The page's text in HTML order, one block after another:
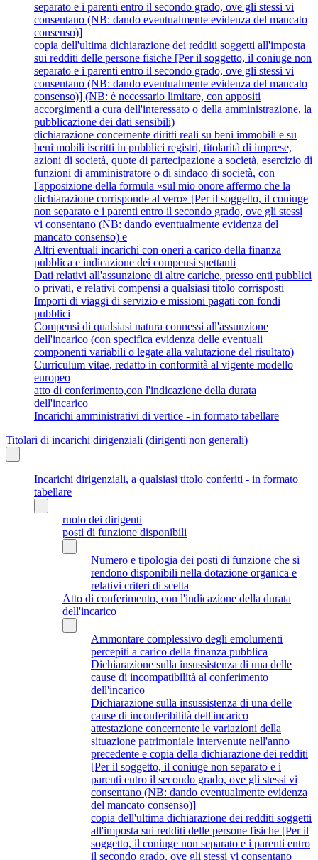
separato e i parenti entro il secondo grado, ove gli stessi vi
consentano (NB: dando eventualmente evidenza del mancato
consenso)]
copia dell'ultima dichiarazione dei redditi soggetti all'imposta
sui redditi delle persone fisiche [Per il soggetto, il coniuge non
separato e i parenti entro il secondo grado, ove gli stessi vi
consentano (NB: dando eventualmente evidenza del mancato
consenso)] (NB: è necessario limitare, con appositi
accorgimenti a cura dell'interessato o della amministrazione, la
pubblicazione dei dati sensibili)
dichiarazione concernente diritti reali su beni immobili e su
beni mobili iscritti in pubblici registri, titolarità di imprese,
azioni di società, quote di partecipazione a società, esercizio di
funzioni di amministratore o di sindaco di società, con
l'apposizione della formula «sul mio onore affermo che la
dichiarazione corrisponde al vero» [Per il soggetto, il coniuge
non separato e i parenti entro il secondo grado, ove gli stessi
vi consentano (NB: dando eventualmente evidenza del
mancato consenso) e
Altri eventuali incarichi con oneri a carico della finanza
pubblica e indicazione dei compensi spettanti
Dati relativi all'assunzione di altre cariche, presso enti pubblici
o privati, e relativi compensi a qualsiasi titolo corrisposti
Importi di viaggi di servizio e missioni pagati con fondi
pubblici
Compensi di qualsiasi natura connessi all'assunzione
dell'incarico (con specifica evidenza delle eventuali
componenti variabili o legate alla valutazione del risultato)
Curriculum vitae, redatto in conformità al vigente modello
europeo
atto di conferimento,con l'indicazione della durata
dell'incarico
Incarichi amministrativi di vertice - in formato tabellare
Titolari di incarichi dirigenziali (dirigenti non generali)
Incarichi dirigenziali, a qualsiasi titolo conferiti - in formato
tabellare
ruolo dei dirigenti
posti di funzione disponibili
Numero e tipologia dei posti di funzione che si
rendono disponibili nella dotazione organica e
relativi criteri di scelta
Atto di conferimento, con l'indicazione della durata
dell'incarico
Ammontare complessivo degli emolumenti
percepiti a carico della finanza pubblica
Dichiarazione sulla insussistenza di una delle
cause di incompatibilità al conferimento
dell'incarico
Dichiarazione sulla insussistenza di una delle
cause di inconferibilità dell'incarico
attestazione concernente le variazioni della
situazione patrimoniale intervenute nell'anno
precedente e copia della dichiarazione dei redditi
[Per il soggetto, il coniuge non separato e i
parenti entro il secondo grado, ove gli stessi vi
consentano (NB: dando eventualmente evidenza
del mancato consenso)]
copia dell'ultima dichiarazione dei redditi soggetti
all'imposta sui redditi delle persone fisiche [Per il
soggetto, il coniuge non separato e i parenti entro
il secondo grado, ove gli stessi vi consentano